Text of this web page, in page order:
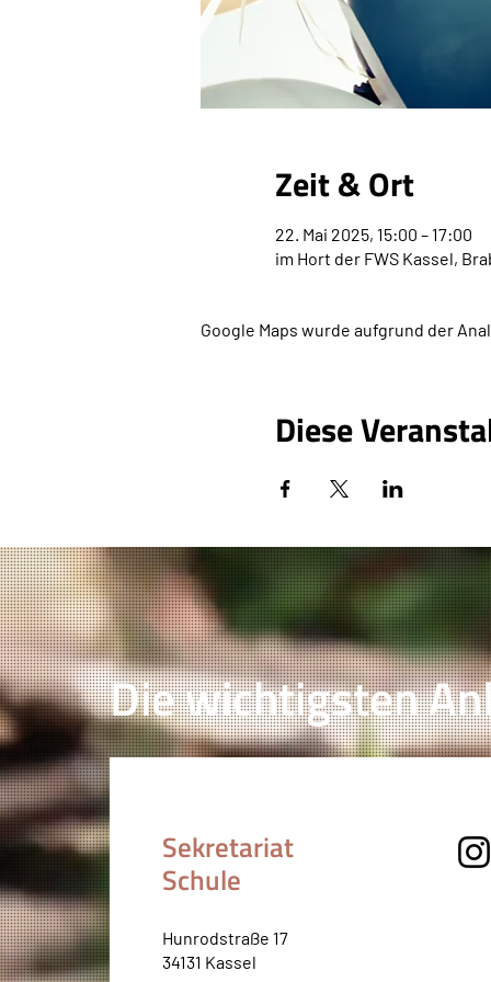
Zeit & Ort
22. Mai 2025, 15:00 – 17:00
im Hort der FWS Kassel,
Google Maps wurde aufgrund der
Diese
Die wichtigsten
Sekretariat
Schule
Hunrodstraße 17
34131 Kassel​